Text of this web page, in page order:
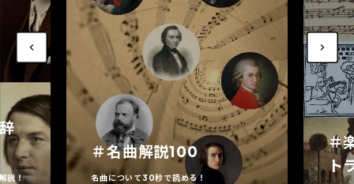
説！
＃名曲解説100
名曲について30秒で読める！
＃
ト